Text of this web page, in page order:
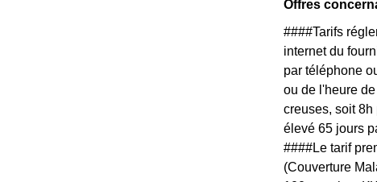
Offres
####Tarifs
internet du
par téléphone
ou de l'heure
creuses, soit
élevé 65 jours
####Le tarif
(Couverture